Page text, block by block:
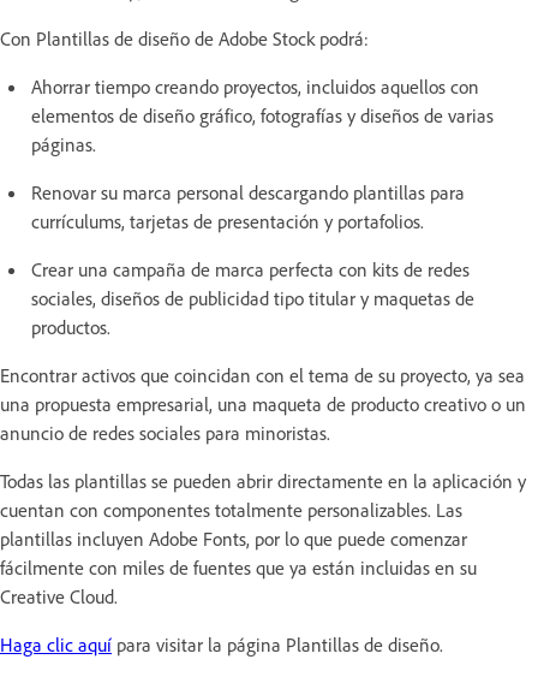
Con Plantillas de diseño de Adobe Stock podrá:
Ahorrar tiempo creando proyectos, incluidos aquellos con
elementos de diseño gráfico, fotografías y diseños de varias
páginas.
Renovar su marca personal descargando plantillas para
currículums, tarjetas de presentación y portafolios.
Crear una campaña de marca perfecta con kits de redes
sociales, diseños de publicidad tipo titular y maquetas de
productos.
Encontrar activos que coincidan con el tema de su proyecto, ya sea
una propuesta empresarial, una maqueta de producto creativo o un
anuncio de redes sociales para minoristas.
Todas las plantillas se pueden abrir directamente en la aplicación y
cuentan con componentes totalmente personalizables. Las
plantillas incluyen Adobe Fonts, por lo que puede comenzar
fácilmente con miles de fuentes que ya están incluidas en su
Creative Cloud.
Haga clic aquí para visitar la página Plantillas de diseño.